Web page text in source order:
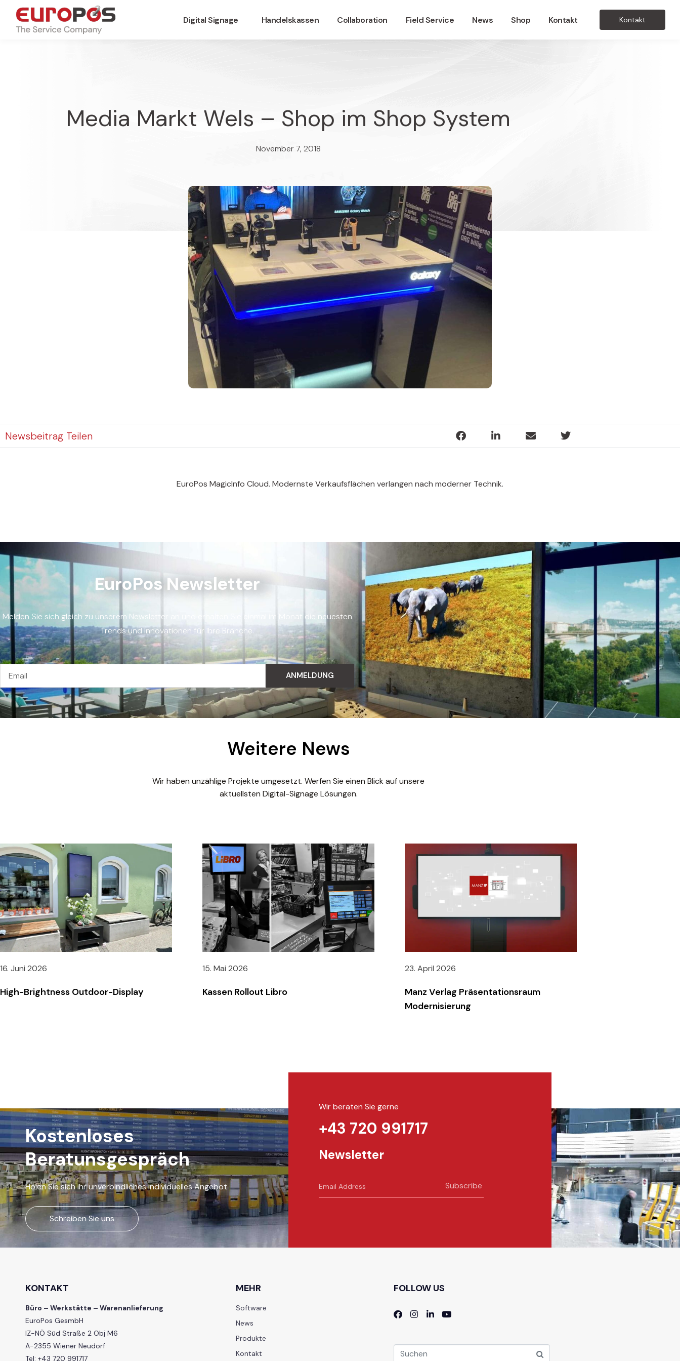
Digital Signage Handelskassen Collaboration Field Service News Shop Kontakt Kontakt
Media Markt Wels – Shop im Shop System
November 7, 2018
Newsbeitrag Teilen
EuroPos MagicInfo Cloud. Modernste Verkaufsflächen verlangen nach moderner Technik.
EuroPos Newsletter
Melden Sie sich gleich zu unserem Newsletter an und erhalten Sie einmal im Monat die neuesten
Trends und Innovationen für Ihre Branche.
ANMELDUNG
Weitere News
Wir haben unzählige Projekte umgesetzt. Werfen Sie einen Blick auf unsere
aktuellsten Digital-Signage Lösungen.
16. Juni 2026
High-Brightness Outdoor-Display
15. Mai 2026
Kassen Rollout Libro
23. April 2026
Manz Verlag Präsentationsraum
Modernisierung
Kostenloses
Beratunsgespräch
Holen Sie sich ihr unverbindliches individuelles Angebot
Schreiben Sie uns
Wir beraten Sie gerne
+43 720 991717
Newsletter
Subscribe
KONTAKT
Büro – Werkstätte – Warenanlieferung
EuroPos GesmbH
IZ-NÖ Süd Straße 2 Obj M6
A-2355 Wiener Neudorf
Tel: +43 720 991717
MEHR
Software
News
Produkte
Kontakt
FOLLOW US